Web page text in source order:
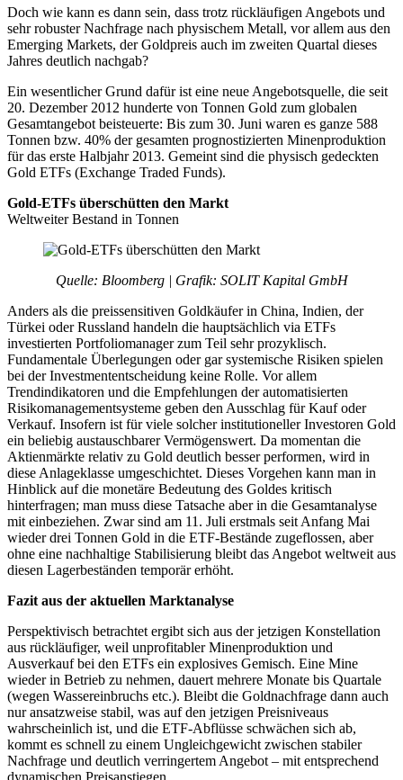
Doch wie kann es dann sein, dass trotz rückläufigen Angebots und
sehr robuster Nachfrage nach physischem Metall, vor allem aus den
Emerging Markets, der Goldpreis auch im zweiten Quartal dieses
Jahres deutlich nachgab?
Ein wesentlicher Grund dafür ist eine neue Angebotsquelle, die seit
20. Dezember 2012 hunderte von Tonnen Gold zum globalen
Gesamtangebot beisteuerte: Bis zum 30. Juni waren es ganze 588
Tonnen bzw. 40% der gesamten prognostizierten Minenproduktion
für das erste Halbjahr 2013. Gemeint sind die physisch gedeckten
Gold ETFs (Exchange Traded Funds).
Gold-ETFs überschütten den Markt
Weltweiter Bestand in Tonnen
Quelle: Bloomberg | Grafik: SOLIT Kapital GmbH
Anders als die preissensitiven Goldkäufer in China, Indien, der
Türkei oder Russland handeln die hauptsächlich via ETFs
investierten Portfoliomanager zum Teil sehr prozyklisch.
Fundamentale Überlegungen oder gar systemische Risiken spielen
bei der Investmententscheidung keine Rolle. Vor allem
Trendindikatoren und die Empfehlungen der automatisierten
Risikomanagementsysteme geben den Ausschlag für Kauf oder
Verkauf. Insofern ist für viele solcher institutioneller Investoren Gold
ein beliebig austauschbarer Vermögenswert. Da momentan die
Aktienmärkte relativ zu Gold deutlich besser performen, wird in
diese Anlageklasse umgeschichtet. Dieses Vorgehen kann man in
Hinblick auf die monetäre Bedeutung des Goldes kritisch
hinterfragen; man muss diese Tatsache aber in die Gesamtanalyse
mit einbeziehen. Zwar sind am 11. Juli erstmals seit Anfang Mai
wieder drei Tonnen Gold in die ETF-Bestände zugeflossen, aber
ohne eine nachhaltige Stabilisierung bleibt das Angebot weltweit aus
diesen Lagerbeständen temporär erhöht.
Fazit aus der aktuellen Marktanalyse
Perspektivisch betrachtet ergibt sich aus der jetzigen Konstellation
aus rückläufiger, weil unprofitabler Minenproduktion und
Ausverkauf bei den ETFs ein explosives Gemisch. Eine Mine
wieder in Betrieb zu nehmen, dauert mehrere Monate bis Quartale
(wegen Wassereinbruchs etc.). Bleibt die Goldnachfrage dann auch
nur ansatzweise stabil, was auf den jetzigen Preisniveaus
wahrscheinlich ist, und die ETF-Abflüsse schwächen sich ab,
kommt es schnell zu einem Ungleichgewicht zwischen stabiler
Nachfrage und deutlich verringertem Angebot – mit entsprechend
dynamischen Preisanstiegen.